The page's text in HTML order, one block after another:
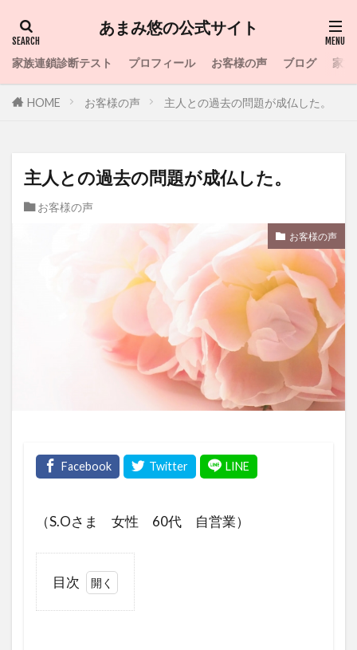
あまみ悠の公式サイト
家族連鎖診断テスト プロフィール お客様の声 ブログ 家
HOME お客様の声 主人との過去の問題が成仏した。
主人との過去の問題が成仏した。
お客様の声
お客様の声
（S.Oさま 女性 60代 自営業）
目次